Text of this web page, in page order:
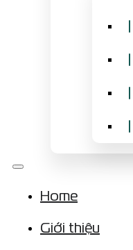
Home
Giới thiệu